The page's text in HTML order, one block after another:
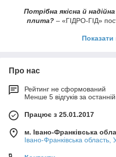
Потрібна якісна й
плита? – «ГІДРО-ГІД»
Монтажні гідравлічні плити -
компоненти для монтажу та
З конструктивної точки зору
спеціальний блок з отворами
розподільника для ефективної
виробництві таких плит
уніфікують всі розміри та
сумісність з іншим гідравлічним
Показати
Про нас
Рейтинг не сформований
Менше 5 відгуків за останній
Працює з 25.01.2017
м. Івано-Франківська
Івано-Франківська область,